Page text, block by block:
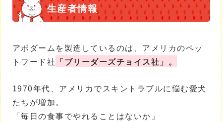
生産者情報
アボダームを製造しているのは、アメリカのペッ
トフード社 「ブリーダーズチョイス社」。
1970年代、アメリカでスキントラブルに悩む愛犬
たちが増加。
「毎日の食事でやれることはないか」